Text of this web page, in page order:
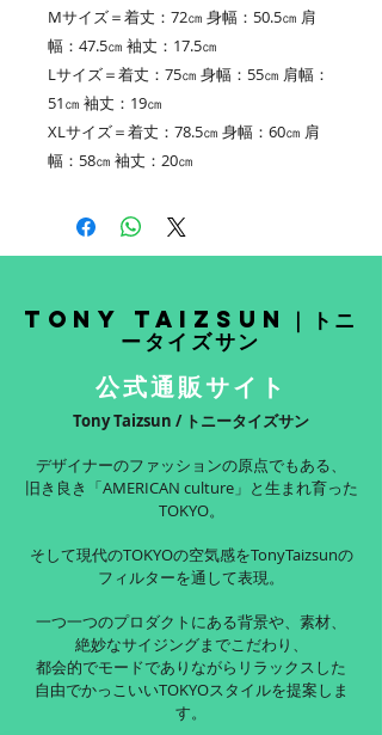
Mサイズ＝着丈：72㎝ 身幅：50.5㎝ 肩
幅：47.5㎝ 袖丈：17.5㎝
Lサイズ＝着丈：75㎝ 身幅：55㎝ 肩幅：
51㎝ 袖丈：19㎝
XLサイズ＝着丈：78.5㎝ 身幅：60㎝ 肩
幅：58㎝ 袖丈：20㎝
Tony Taizsun｜トニ
ータイズサン
公式通販サイト
Tony Taizsun / トニータイズサン
デザイナーのファッションの原点でもある、
旧き良き「AMERICAN culture」と生まれ育った
TOKYO。
そして現代のTOKYOの空気感をTonyTaizsunの
フィルターを通して表現。
一つ一つのプロダクトにある背景や、素材、
絶妙なサイジングまでこだわり、
都会的でモードでありながらリラックスした
自由でかっこいいTOKYOスタイルを提案しま
す。